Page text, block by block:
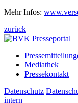
Mehr Infos:
zurück
Mediathek
Pressekontakt
Datenschutz
intern